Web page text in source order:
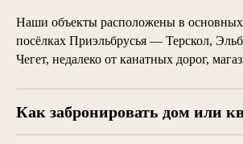
Наши объекты расположены в основных
посёлках Приэльбрусья — Терскол,
Чегет, недалеко от канатных дорог,
Как забронировать дом или